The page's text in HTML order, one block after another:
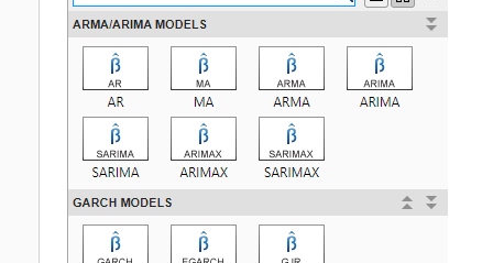
Определение полиномов оператора
задержки в интерактивном режиме
НА ЭТОЙ СТРАНИЦЕ
Задайте структуру задержки
Используя вкладку порядка задержки
Задайте структуру задержки
Используя вкладку вектора задержки
Смотрите также
Похожие темы